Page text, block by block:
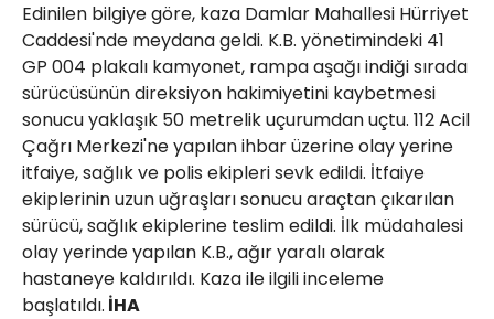
Edinilen bilgiye göre, kaza Damlar Mahallesi Hürriyet
Caddesi'nde meydana geldi. K.B. yönetimindeki 41
GP 004 plakalı kamyonet, rampa aşağı indiği sırada
sürücüsünün direksiyon hakimiyetini kaybetmesi
sonucu yaklaşık 50 metrelik uçurumdan uçtu. 112 Acil
Çağrı Merkezi'ne yapılan ihbar üzerine olay yerine
itfaiye, sağlık ve polis ekipleri sevk edildi. İtfaiye
ekiplerinin uzun uğraşları sonucu araçtan çıkarılan
sürücü, sağlık ekiplerine teslim edildi. İlk müdahalesi
olay yerinde yapılan K.B., ağır yaralı olarak
hastaneye kaldırıldı. Kaza ile ilgili inceleme
başlatıldı. İHA